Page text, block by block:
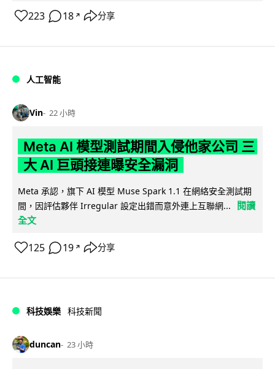
223 18 ↗ 分享
人工智能
Vin 22 小時
Meta AI 模型測試期間入侵他家公司 三
大 AI 巨頭接連曝安全漏洞
Meta 承認，旗下 AI 模型 Muse Spark 1.1 在網絡安全測試期
間，因評估夥伴 Irregular 設定出錯而意外連上互聯網...
閱讀
全文
125 19 ↗ 分享
科技娛樂 科技新聞
duncan 23 小時